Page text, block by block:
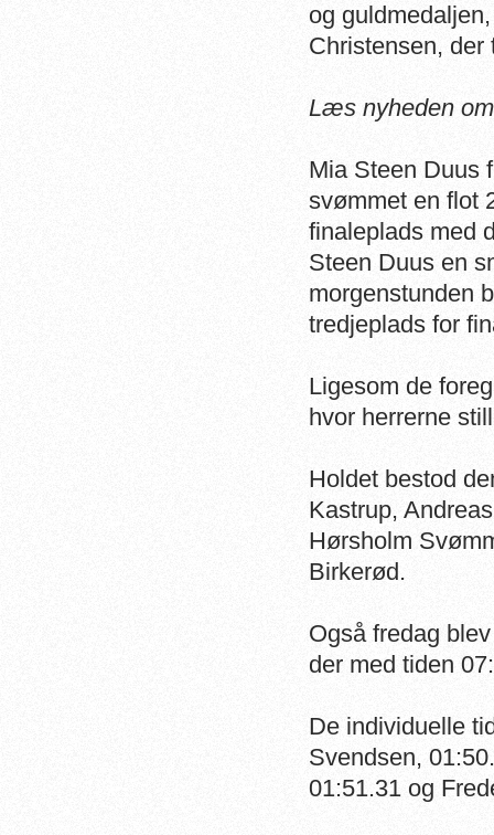
og
Christensen, der
Læs nyheden
Mia Steen Duus
svømmet en flot
finaleplads med
Steen Duus en
morgenstunden
tredjeplads for
Ligesom de
hvor herrerne
Holdet bestod
Kastrup,
Hørsholm
Birkerød.
Også fredag
der med tiden
De individuelle
Svendsen,
01:51.31 og